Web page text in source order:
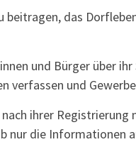
beitragen, das
und Bürger über
verfassen und
ihrer
nur die Informationen